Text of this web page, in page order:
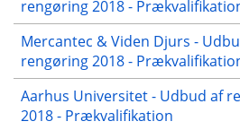
rengøring 2018 -
Mercantec & Viden Djurs -
rengøring 2018 -
Aarhus Universitet - Udbud af
2018 - Prækvalifikation